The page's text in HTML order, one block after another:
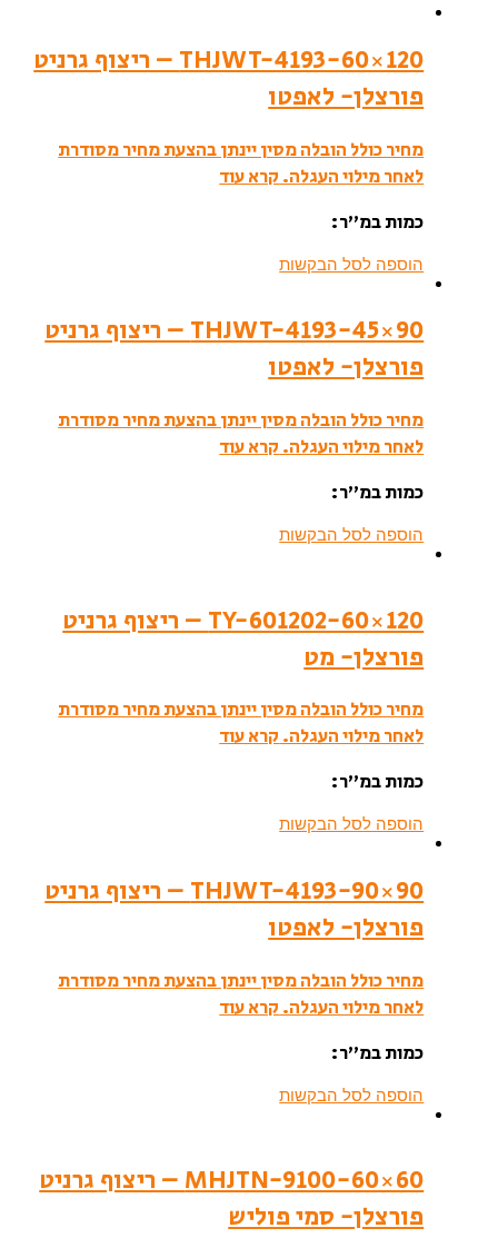
THJWT-4193-60×120 – ריצוף גרניט
פורצלן- לאפטו
מחיר כולל הובלה מסין יינתן בהצעת מחיר מסודרת
לאחר מילוי העגלה. קרא עוד
כמות במ”ר:
הוספה לסל הבקשות
THJWT-4193-45×90 – ריצוף גרניט
פורצלן- לאפטו
מחיר כולל הובלה מסין יינתן בהצעת מחיר מסודרת
לאחר מילוי העגלה.קרא עוד
כמות במ”ר:
הוספה לסל הבקשות
TY-601202-60×120 – ריצוף גרניט
פורצלן- מט
מחיר כולל הובלה מסין יינתן בהצעת מחיר מסודרת
לאחר מילוי העגלה.קרא עוד
כמות במ”ר:
הוספה לסל הבקשות
THJWT-4193-90×90 – ריצוף גרניט
פורצלן- לאפטו
מחיר כולל הובלה מסין יינתן בהצעת מחיר מסודרת
לאחר מילוי העגלה. קרא עוד
כמות במ”ר:
הוספה לסל הבקשות
MHJTN-9100-60×60 – ריצוף גרניט
פורצלן- סמי פוליש